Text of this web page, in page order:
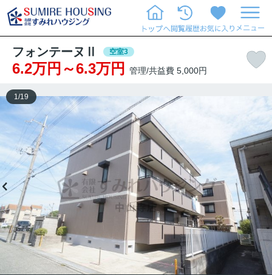
フォンテーヌⅡ 空室3
6.2万円～6.3万円 管理/共益費 5,000円
1 /19